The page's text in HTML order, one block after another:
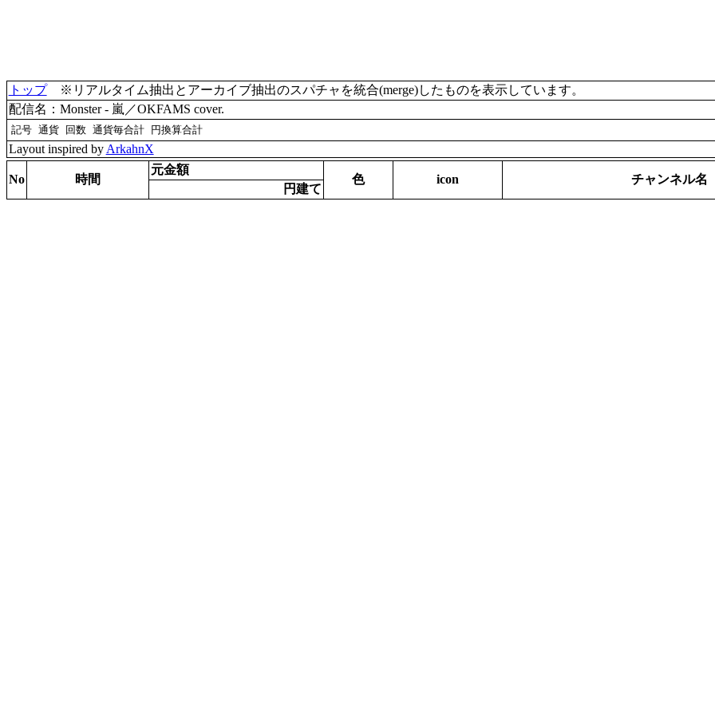
トップ※リアルタイム抽出とアーカイブ抽出のスパチャを統合(merge)したものを表示しています。
配信名：Monster - 嵐／OKFAMS cover.
記号 通貨 回数 通貨毎合計 円換算合計
Layout inspired by ArkahnX
No 時間
元金額
色 icon チャンネル名
円建て